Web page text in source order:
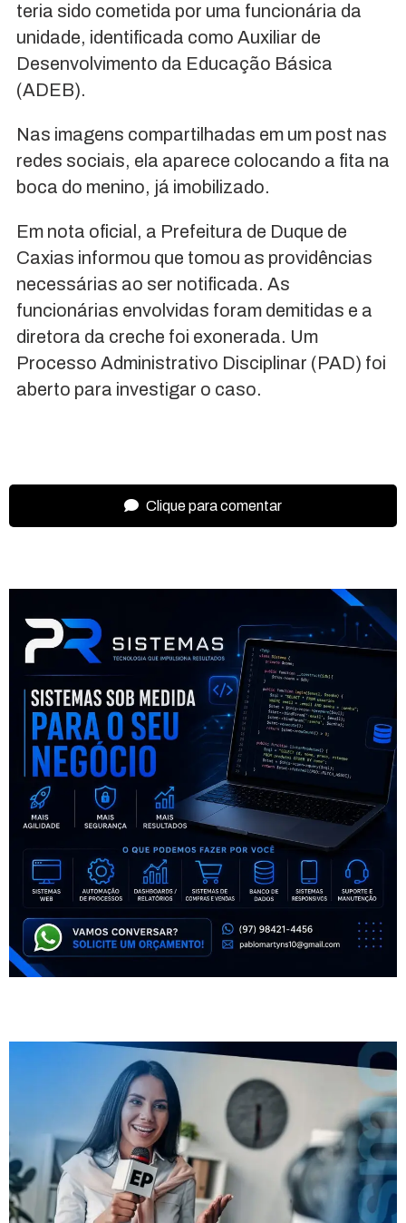
teria sido cometida por uma funcionária da
unidade, identificada como Auxiliar de
Desenvolvimento da Educação Básica
(ADEB).
Nas imagens compartilhadas em um post nas
redes sociais, ela aparece colocando a fita na
boca do menino, já imobilizado.
Em nota oficial, a Prefeitura de Duque de
Caxias informou que tomou as providências
necessárias ao ser notificada. As
funcionárias envolvidas foram demitidas e a
diretora da creche foi exonerada. Um
Processo Administrativo Disciplinar (PAD) foi
aberto para investigar o caso.
Clique para comentar